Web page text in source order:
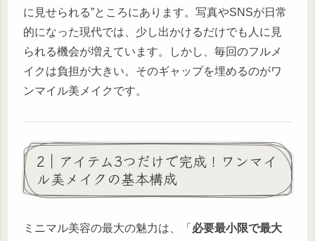
に見せられる”ところにあります。写真やSNSが日常
的になった現代では、少し出かけるだけでも人に見
られる機会が増えています。しかし、毎回のフルメ
イクは負担が大きい。そのギャップを埋めるのがワ
ンマイル美メイクです。
2｜アイテム3つだけで完成！ワンマイ
ル美メイクの基本構成
ミニマル美容の最大の魅力は、「 必要最小限で最大